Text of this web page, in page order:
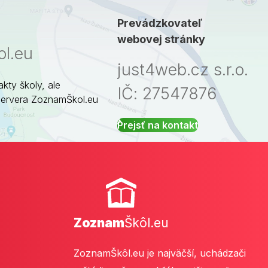
školy, ale
ZoznamŠkol.eu
Prevádzkovateľ
webovej stránky
just4web.cz s.r.o.
IČ: 27547876
Prejsť na kontakt
ZoznamŠkôl.eu
ZoznamŠkôl.eu je najväčší, uchádzači